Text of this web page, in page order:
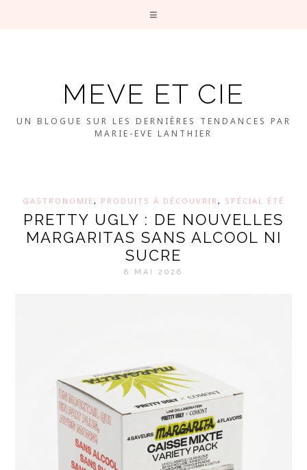
MEVE ET CIE
UN BLOGUE SUR LES DERNIÈRES TENDANCES PAR
MARIE-EVE LANTHIER
GASTRONOMIE, PRODUITS À DÉCOUVRIR , SPÉCIAL ÉTÉ
PRETTY UGLY : DE NOUVELLES
MARGARITAS SANS ALCOOL NI
SUCRE
8 MAI 2026